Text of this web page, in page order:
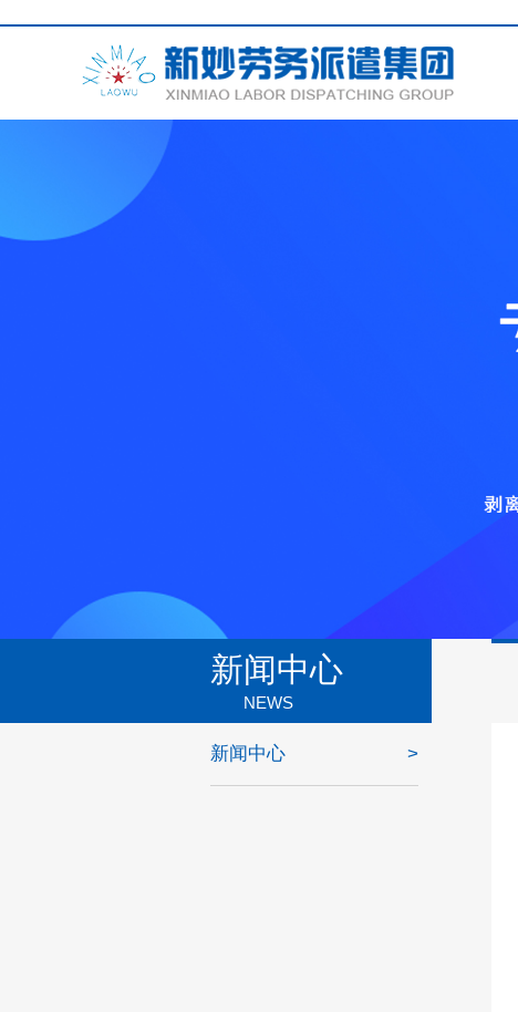
新闻中心
NEWS
新闻中心